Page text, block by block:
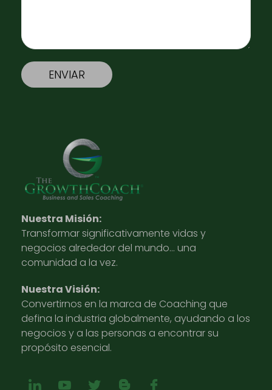
Nuestra Misión:
Transformar significativamente vidas y
negocios alrededor del mundo… una
comunidad a la vez.
Nuestra Visión:
Convertirnos en la marca de Coaching que
defina la industria globalmente, ayudando a los
negocios y a las personas a encontrar su
propósito esencial.